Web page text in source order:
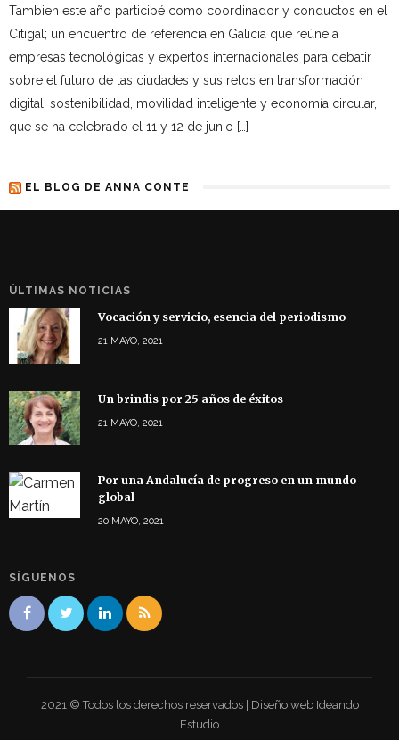
Tambien este año participé como coordinador y conductos en el
Citigal; un encuentro de referencia en Galicia que reúne a
empresas tecnológicas y expertos internacionales para debatir
sobre el futuro de las ciudades y sus retos en transformación
digital, sostenibilidad, movilidad inteligente y economía circular,
que se ha celebrado el 11 y 12 de junio […]
EL BLOG DE ANNA CONTE
ÚLTIMAS NOTICIAS
Vocación y servicio, esencia del periodismo
21 MAYO, 2021
Un brindis por 25 años de éxitos
21 MAYO, 2021
Por una Andalucía de progreso en un mundo
global
20 MAYO, 2021
SÍGUENOS
2021 © Todos los derechos reservados | Diseño web Ideando
Estudio